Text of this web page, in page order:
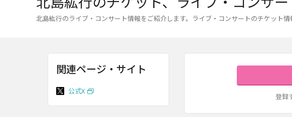
北島紘行のライブ・コンサート情報をご紹介します。ライブ・コンサートのチケット
登録
関連ページ・サイト
公式X